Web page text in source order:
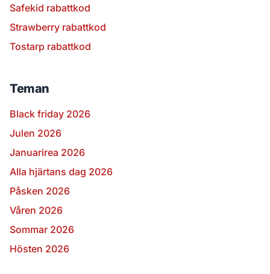
Safekid rabattkod
Strawberry rabattkod
Tostarp rabattkod
Teman
Black friday 2026
Julen 2026
Januarirea 2026
Alla hjärtans dag 2026
Påsken 2026
Våren 2026
Sommar 2026
Hösten 2026